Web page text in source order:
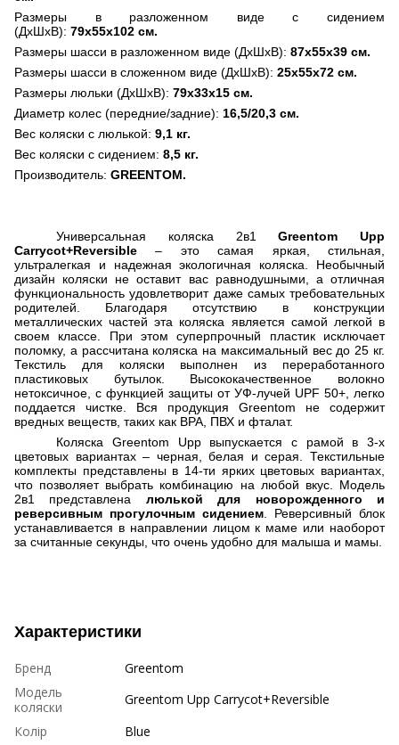
Размеры в разложенном виде с сидением
(ДхШхВ): 79х55х102 см.
Размеры шасси в разложенном виде (ДхШхВ): 87х55х39 см.
Размеры шасси в сложенном виде (ДхШхВ): 25х55х72 см.
Размеры люльки (ДхШхВ): 79х33х15 см.
Диаметр колес (передние/задние): 16,5/20,3 см.
Вес коляски с люлькой: 9,1 кг.
Вес коляски с сидением: 8,5 кг.
Производитель: GREENTOM.
Универсальная коляска 2в1Greentom Upp
Carrycot+Reversible– это самая яркая, стильная,
ультралегкая и надежная экологичная коляска. Необычный
дизайн коляски не оставит вас равнодушными, а отличная
функциональность удовлетворит даже самых требовательных
родителей. Благодаря отсутствию в конструкции
металлических частей эта коляска является самой легкой в
своем классе. При этом суперпрочный пластик исключает
поломку, а рассчитана коляска на максимальный вес до 25 кг.
Текстиль для коляски выполнен из переработанного
пластиковых бутылок. Высококачественное волокно
нетоксичное, с функцией защиты от УФ-лучей UPF 50+, легко
поддается чистке. Вся продукция Greentom
не содержит
вредных веществ, таких как BPA ПВХ и фталат.
Коляска Greentom Upp выпускается с рамой в 3-х
цветовых вариантах– черная, белая и серая. Текстильные
комплекты представлены в 14-ти ярких цветовых вариантах,
что позволяет выбрать комбинацию на любой вкус. Модель
2в1 представлена люлькой для новорожденного и
реверсивным прогулочным сидением . Реверсивный блок
устанавливается в направлении лицом к маме или наоборот
за считанные секунды, что очень удобно для малыша и мамы.
Характеристики
Бренд
Greentom
Модель
коляски
Greentom Upp Carrycot+Reversible
Колір
Blue